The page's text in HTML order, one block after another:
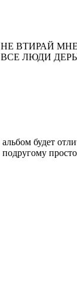
НЕ ВТИРАЙ
ВСЕ ЛЮДИ
альбом будет
подругому